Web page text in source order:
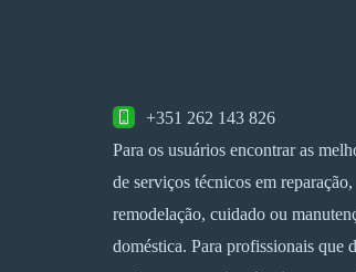
+351 262 143 826
Para os usuários encontrar as
de serviços técnicos em reparação,
remodelação, cuidado ou
doméstica. Para profissionais que